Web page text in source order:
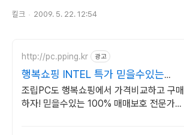
킬크 2009. 5. 22. 12:54
http://pc.pping.kr 광고
행복쇼핑 INTEL 특가 믿을수있는
100% 매매보호
조립PC도 행복쇼핑에서 가격비교하고 구매
하자! 믿을수있는 100% 매매보호 전문가의